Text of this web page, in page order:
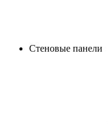
Стеновые панели